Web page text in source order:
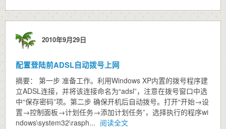
2010年9月29日
配置登陆前ADSL自动拨号上网
摘要： 第一步 准备工作。利用Windows XP内置的拨号程序建
立ADSL连接，并将该连接命名为“adsl”，注意在拨号窗口中选
中“保存密码”项。第二步 确保开机后自动拨号。打开“开始→设
置→控制面板→计划任务→添加计划任务”，选择执行的程序wi
ndows\system32\rasph... 阅读全文